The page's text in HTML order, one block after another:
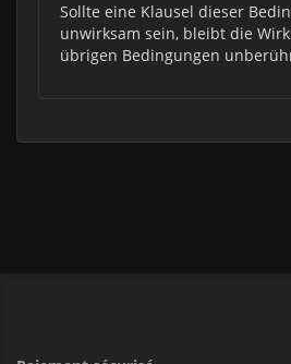
Sollte eine Klausel dieser
unwirksam sein, bleibt die
übrigen Bedingungen